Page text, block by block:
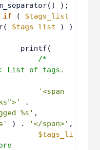
);
if
( $tags_list
$tags_list
) )
printf(
/*
List of tags.
'<span
.
%s'
) . '</span>' ,
$tags_li